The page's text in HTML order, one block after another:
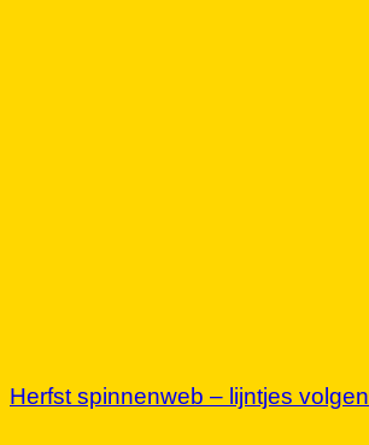
Herfst spinnenweb – lijntjes volgen